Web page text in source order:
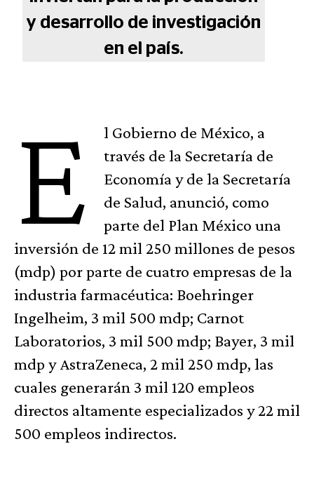
y desarrollo de investigación
en el país.
E
l Gobierno de México, a
través de la Secretaría de
Economía y de la Secretaría
de Salud, anunció, como
parte del Plan México una
inversión de 12 mil 250 millones de pesos
(mdp) por parte de cuatro empresas de la
industria farmacéutica: Boehringer
Ingelheim, 3 mil 500 mdp; Carnot
Laboratorios, 3 mil 500 mdp; Bayer, 3 mil
mdp y AstraZeneca, 2 mil 250 mdp, las
cuales generarán 3 mil 120 empleos
directos altamente especializados y 22 mil
500 empleos indirectos.